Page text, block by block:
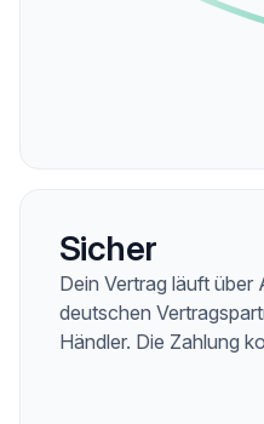
Sicher
Dein Vertrag läuft über
deutschen
Händler. Die Zahlung